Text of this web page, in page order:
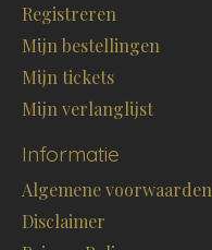
Registreren
Mijn bestellingen
Mijn tickets
Mijn verlanglijst
Informatie
Algemene voorwaarden
Disclaimer